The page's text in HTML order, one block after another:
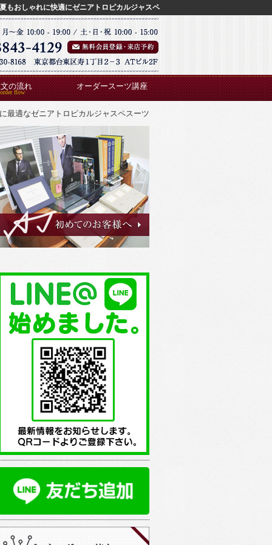
もおしゃれに快適にゼニアトロピカルジャスペ
の流れ オーダースーツ講座
最適なゼニアトロピカルジャスペスーツ